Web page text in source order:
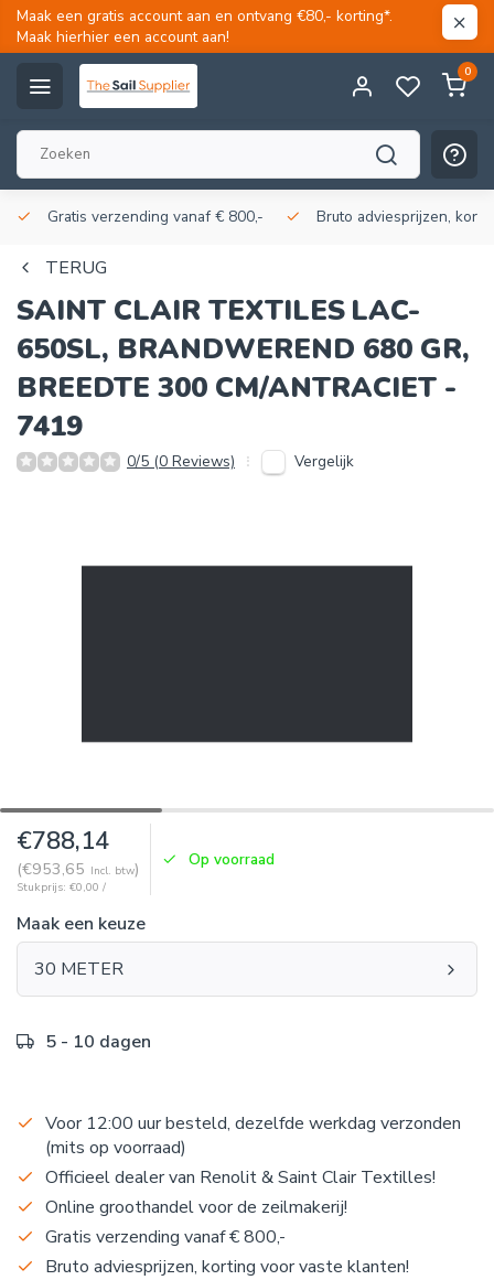
Maak een gratis account aan en ontvang €80,- korting*.
Maak hierhier een account aan!
0
Gratis verzending vanaf € 800,- Bruto adviesprijzen,
TERUG
SAINT CLAIR TEXTILES LAC-
650SL, BRANDWEREND 680 GR,
BREEDTE 300 CM/ANTRACIET -
7419
0/5 (0 Reviews) Vergelijk
€788,14
(€953,65 Incl. btw)
Stukprijs: €0,00 /
Op voorraad
Maak een keuze
30 METER
5 - 10 dagen
Voor 12:00 uur besteld, dezelfde werkdag verzonden
(mits op voorraad)
Officieel dealer van Renolit & Saint Clair Textilles!
Online groothandel voor de zeilmakerij!
Gratis verzending vanaf € 800,-
Bruto adviesprijzen, korting voor vaste klanten!